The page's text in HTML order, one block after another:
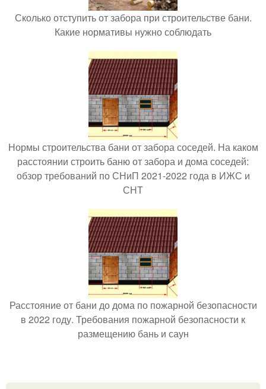
Сколько отступить от забора при строительстве бани.
Какие нормативы нужно соблюдать
Нормы строительства бани от забора соседей. На каком
расстоянии строить баню от забора и дома соседей:
обзор требований по СНиП 2021-2022 года в ИЖС и
СНТ
Расстояние от бани до дома по пожарной безопасности
в 2022 году. Требования пожарной безопасности к
размещению бань и саун